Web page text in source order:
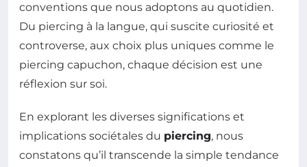
conventions que nous adoptons au quotidien.
Du piercing à la langue, qui suscite curiosité et
controverse, aux choix plus uniques comme le
piercing capuchon, chaque décision est une
réflexion sur soi.
En explorant les diverses significations et
implications sociétales du piercing, nous
constatons qu’il transcende la simple tendance